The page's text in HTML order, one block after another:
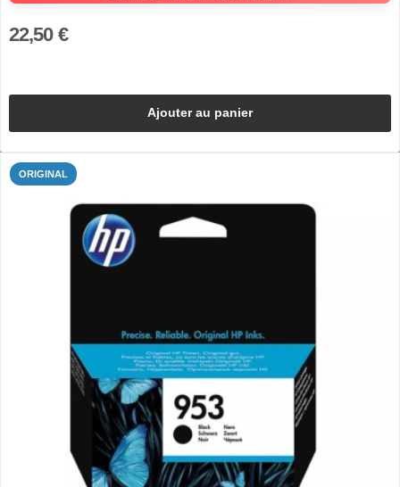
22,50 €
Ajouter au panier
ORIGINAL